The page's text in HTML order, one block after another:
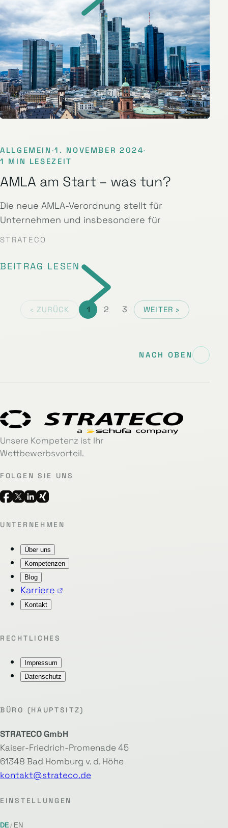
ALLGEMEIN ·1. NOVEMBER 2024·
1 MIN LESEZEIT
AMLA am Start – was tun?
Die neue AMLA-Verordnung stellt für
Unternehmen und insbesondere für
STRATECO
BEITRAG LESEN
‹ ZURÜCK 1 2 3 WEITER ›
NACH OBEN
Unsere Kompetenz ist Ihr
Wettbewerbsvorteil.
FOLGEN SIE UNS
UNTERNEHMEN
Über uns
Kompetenzen
Blog
Karriere
Kontakt
RECHTLICHES
Impressum
Datenschutz
BÜRO (HAUPTSITZ)
STRATECO GmbH
Kaiser-Friedrich-Promenade 45
61348 Bad Homburg v. d. Höhe
kontakt@strateco.de
EINSTELLUNGEN
DE EN